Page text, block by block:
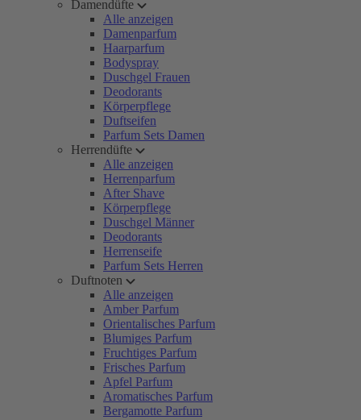
Damendüfte
Alle anzeigen
Damenparfum
Haarparfum
Bodyspray
Duschgel Frauen
Deodorants
Körperpflege
Duftseifen
Parfum Sets Damen
Herrendüfte
Alle anzeigen
Herrenparfum
After Shave
Körperpflege
Duschgel Männer
Deodorants
Herrenseife
Parfum Sets Herren
Duftnoten
Alle anzeigen
Amber Parfum
Orientalisches Parfum
Blumiges Parfum
Fruchtiges Parfum
Frisches Parfum
Apfel Parfum
Aromatisches Parfum
Bergamotte Parfum